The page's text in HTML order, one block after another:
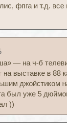
фпга и т.д.
— на ч-б
выставке в 88
джойстиком
был уже 5
))